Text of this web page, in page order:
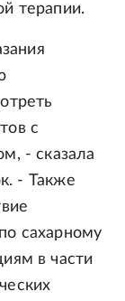
терапии.
с
- сказала
- Также
сахарному
в части